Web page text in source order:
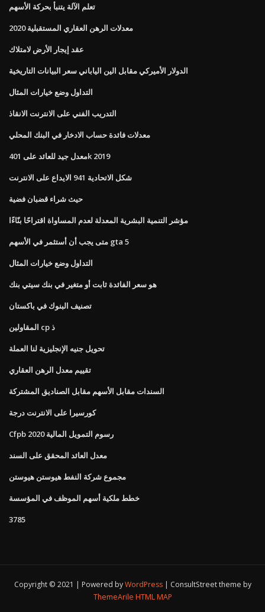
تعلم الآلة يتنبأ بحركة الأسهم
معدلات الرهن العقاري المستقبلية 2020
عقد إيجار الأرض لامتلاك
الدولار الأميركي مقابل الين الياباني سعر البيانات التاريخية
التداول وضع خيارات المثال
التدريب الفني على الانترنت الانقاذ
معدلات فائدة حساب الادخار في البنك المحلي
معدل جيد للعائد على 401k 2019
شكل الاتحادية 941 الايداع على الانترنت
حيث شراء قضبان فضية
مؤشر التنمية البشرية المعدلة لعدم المساواة اقتراحًا بنّاءًا
متى يجب أن أستثمر في الأسهم gta 5
التداول وضع خيارات المثال
هو سعر الفائدة ثابت أو متغير في بنك سيتي بنك
تصنيف البنوك في باكستان
المقاولين cp ذ
تحويل جنيه الإنجليزية لنا العملة
تقييم معدل الرهن العقاري
السندات مقابل الأسهم مقابل الصناديق المشتركة
كورسيرا على الانترنت درجة
Cfpb رسوم التمويل المالية 2020
معدل العائد المحقق على السند
مجموع شركة النفط هيوستن هيوستن
خطط ملكية أسهم الموظف في المؤسسة
3785
Copyright © 2021 | Powered byWordPress
ConsultStreet theme by
ThemeArile HTML MAP